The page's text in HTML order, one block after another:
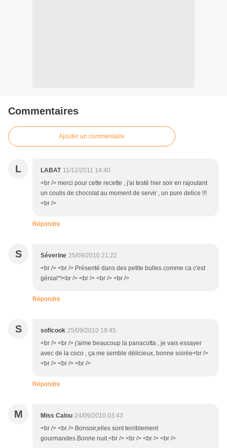
Commentaires
Ajouter un commentaire
L LABAT 11/12/2011 14:40
<br /> merci pour cette recette , j'ai testé hier soir en rajoutant
un coulis de chocolat au moment de servir , un pure delice !!!
<br />
Répondre
S Séverine 25/09/2010 21:22
<br /> <br /> Présenté dans des petite bulles comme ca c'est
génial*!<br /> <br /> <br /> <br />
Répondre
S soficook 25/09/2010 19:45
<br /> <br /> j'aime beaucoup la panacotta , je vais essayer
avec de la coco , ça me semble délicieux, bonne soirée<br />
<br /> <br /> <br />
Répondre
M Miss Calou 24/09/2010 03:43
<br /> <br /> Bonsoir,elles sont terriblement
gourmandes.Bonne nuit.<br /> <br /> <br /> <br />